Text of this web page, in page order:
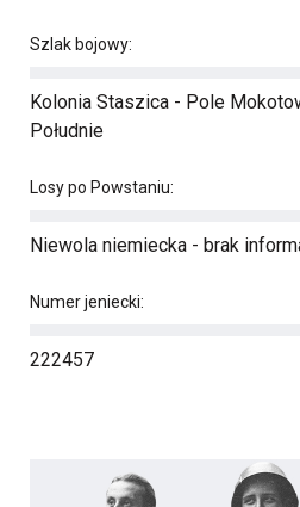
Szlak bojowy:
Kolonia Staszica - Pole
Południe
Losy po Powstaniu:
Niewola niemiecka - brak
Numer jeniecki:
222457